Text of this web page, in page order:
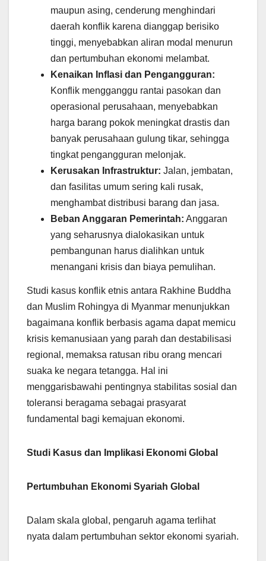
maupun asing, cenderung menghindari
daerah konflik karena dianggap berisiko
tinggi, menyebabkan aliran modal menurun
dan pertumbuhan ekonomi melambat.
Kenaikan Inflasi dan Pengangguran:
Konflik mengganggu rantai pasokan dan
operasional perusahaan, menyebabkan
harga barang pokok meningkat drastis dan
banyak perusahaan gulung tikar, sehingga
tingkat pengangguran melonjak.
Kerusakan Infrastruktur: Jalan, jembatan,
dan fasilitas umum sering kali rusak,
menghambat distribusi barang dan jasa.
Beban Anggaran Pemerintah: Anggaran
yang seharusnya dialokasikan untuk
pembangunan harus dialihkan untuk
menangani krisis dan biaya pemulihan.
Studi kasus konflik etnis antara Rakhine Buddha
dan Muslim Rohingya di Myanmar menunjukkan
bagaimana konflik berbasis agama dapat memicu
krisis kemanusiaan yang parah dan destabilisasi
regional, memaksa ratusan ribu orang mencari
suaka ke negara tetangga. Hal ini
menggarisbawahi pentingnya stabilitas sosial dan
toleransi beragama sebagai prasyarat
fundamental bagi kemajuan ekonomi.
Studi Kasus dan Implikasi Ekonomi Global
Pertumbuhan Ekonomi Syariah Global
Dalam skala global, pengaruh agama terlihat
nyata dalam pertumbuhan sektor ekonomi syariah.